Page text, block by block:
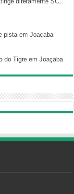
pista em Joaçaba
do Tigre em Joaçaba